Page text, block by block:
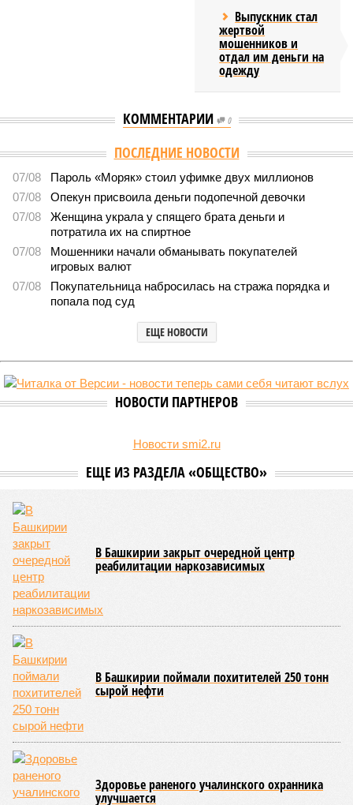
Выпускник стал
жертвой
мошенников и
отдал им деньги на
одежду
КОММЕНТАРИИ 0
Версия //Власть //Раскрыта выделенная на развитие промышленности
Раскрыта выделенная на развитие промышленности
Башкирии в 2026 году сумма
План на миллиарды
Раскрыта выделенная на развитие промышленности Башкирии в 2026
Стало известно, что в 2026 году на развитие промышленного
сектора Башкирии будет направлено более 2 миллиардов рублей.
О планах выделить на поддержку промышленного сектора
региона в 2026 году 2 миллиарда рублей было объявлено
на заседании правительства Республики Башкортостан
объявлено о планах выделить . Как обратил внимание
вице-премьер и министр промышленности, энергетики и
инноваций РБ
ведется системная работа по выполнению задач
технологического лидерства, поставленных руководством
страны.
Премьер-министр правительства Башкортостана
Назаровотметил, что основным драйвером развития
региональной промышленности должны выступить
обрабатывающие производства.
«При этом одной из ключевых задач остается
максимальное вовлечение предприятий республики в
реализацию проектов обеспечения технологического
лидерства и независимости. По ряду направлений мы
показываем хорошие результаты, например в части
беспилотных авиационных систем», – указал Назаров.
На развитие этой сферы республика привлекла